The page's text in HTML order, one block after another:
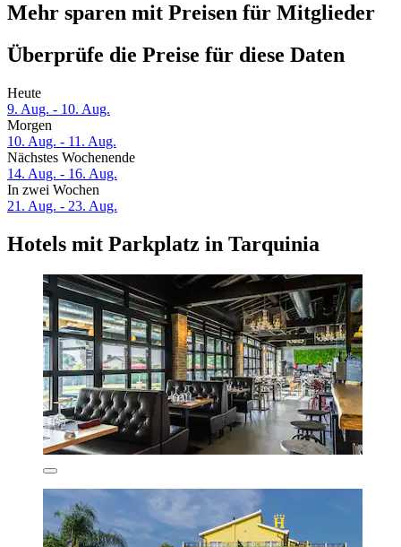
Mehr sparen mit Preisen für Mitglieder
Überprüfe die Preise für diese Daten
Heute
9. Aug. - 10. Aug.
Morgen
10. Aug. - 11. Aug.
Nächstes Wochenende
14. Aug. - 16. Aug.
In zwei Wochen
21. Aug. - 23. Aug.
Hotels mit Parkplatz in Tarquinia